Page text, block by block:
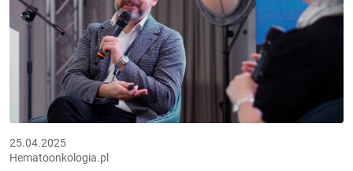
25.04.2025
Hematoonkologia.pl